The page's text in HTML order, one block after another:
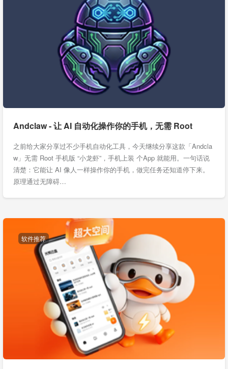
Andclaw - 让 AI 自动化操作你的手机，无需 Root
之前给大家分享过不少手机自动化工具，今天继续分享这款「Andcla
w」无需 Root 手机版 “小龙虾”，手机上装 个App 就能用。一句话说
清楚：它能让 AI 像人一样操作你的手机，做完任务还知道停下来。
原理通过无障碍…
软件推荐